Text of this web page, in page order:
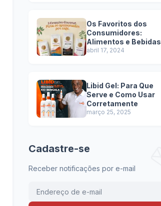
Os Favoritos dos
Consumidores:
Alimentos e Bebidas
Mais Vendidos na
abril 17, 2024
Libid Gel: Para Que
Serve e Como Usar
Corretamente
março 25, 2025
Cadastre-se
Receber notificações por e-mail